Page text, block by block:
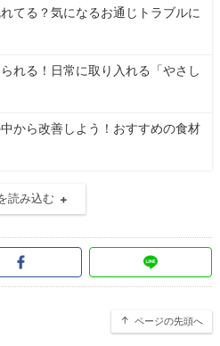
てる？気になるお通じトラブルに
れる！日常に取り入れる「やさし
から改善しよう！おすすめの食材
読み込む
ページの先頭へ